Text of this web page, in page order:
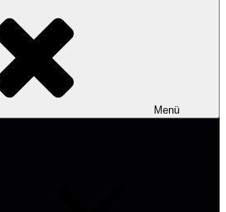
Menü